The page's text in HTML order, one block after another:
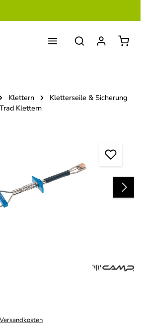
Klettern
Kletterseile & Sicherung
Klettern